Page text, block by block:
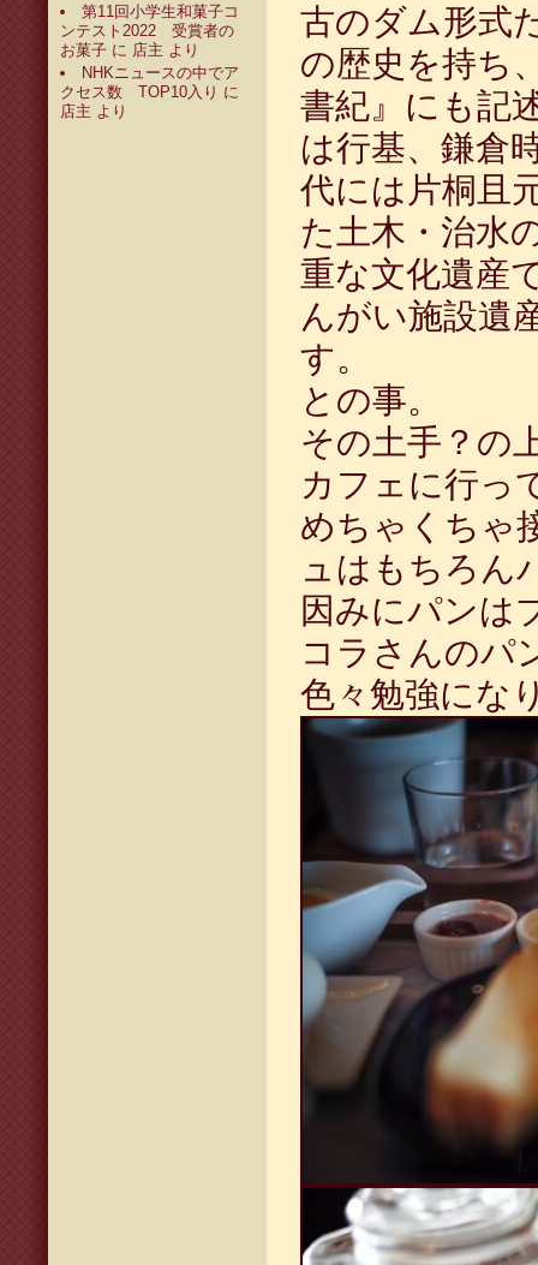
第11回小学生和菓子コ
ンテスト2022 受賞者の
お菓子 に 店主 より
NHKニュースの中でア
クセス数 TOP10入り に
店主 より
古のダム形式
の歴史を持ち
書紀』にも記
は行基、鎌倉
代には片桐且
た土木・治水
重な文化遺産
んがい施設遺
す。
との事。
その土手？の
カフェに行っ
めちゃくちゃ
ュはもちろん
因みにパンは
コラさんのパ
色々勉強にな